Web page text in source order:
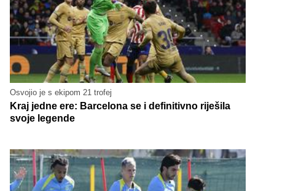
Osvojio je s ekipom 21 trofej
Kraj jedne ere: Barcelona se i definitivno riješila
svoje legende